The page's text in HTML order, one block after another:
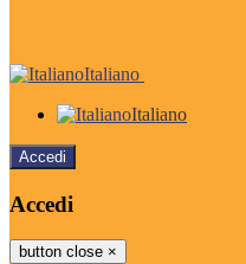
Italiano
Italiano
Accedi
Accedi
button close ×